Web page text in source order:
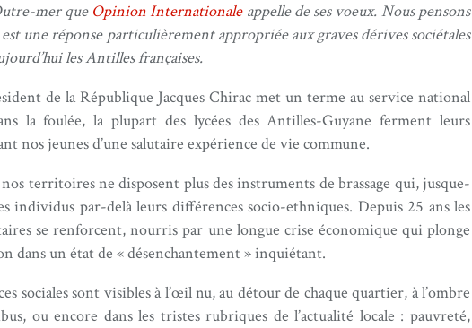
mer que Opinion Internationaleappelle de ses voeux. Nous pensons
est une réponse particulièrement appropriée aux graves dérives sociétales
les Antilles françaises.
de la République Jacques Chirac met un terme au service national
la foulée, la plupart des lycées des Antilles-Guyane ferment leurs
nos jeunes d’une salutaire expérience de vie commune.
territoires ne disposent plus des instruments de brassage qui, jusque-
individus par-delà leurs différences socio-ethniques. Depuis 25 ans les
se renforcent, nourris par une longue crise économique qui plonge
dans un état de « désenchantement » inquiétant.
sociales sont visibles à l’œil nu, au détour de chaque quartier, à l’ombre
ou encore dans les tristes rubriques de l’actualité locale : pauvreté,